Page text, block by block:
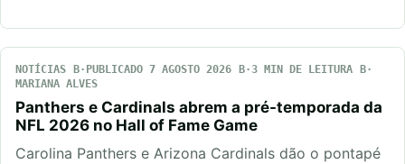
NOTÍCIAS PUBLICADO 7 AGOSTO 2026
3 MIN DE LEITURA
MARIANA ALVES
Panthers e Cardinals abrem a pré-temporada da
NFL 2026 no Hall of Fame Game
Carolina Panthers e Arizona Cardinals dão o pontapé